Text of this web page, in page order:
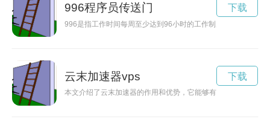
996程序员传送门
996是指工作时间每周至少达到96小时的工作制度，作为互联
下载
云末加速器vps
本文介绍了云末加速器的作用和优势，它能够有效加速网络传
下载